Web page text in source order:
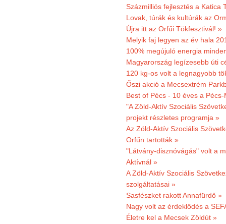
Százmilliós fejlesztés a Katica
Lovak, túrák és kultúrák az
Újra itt az Orfűi Tökfesztivál! »
Melyik faj legyen az év hala
100% megújuló energia
Magyarország legízesebb úti
120 kg-os volt a legnagyobb
Őszi akció a Mecsextrém
Best of Pécs - 10 éves a
"A Zöld-Aktív Szociális
projekt részletes programja »
Az Zöld-Aktív Szociális
Orfűn tartották »
"Látvány-disznóvágás" volt a
Aktívnál »
A Zöld-Aktív Szociális
szolgáltatásai »
Sasfészket rakott Annafürdő »
Nagy volt az érdeklődés a
Életre kel a Mecsek Zöldút »